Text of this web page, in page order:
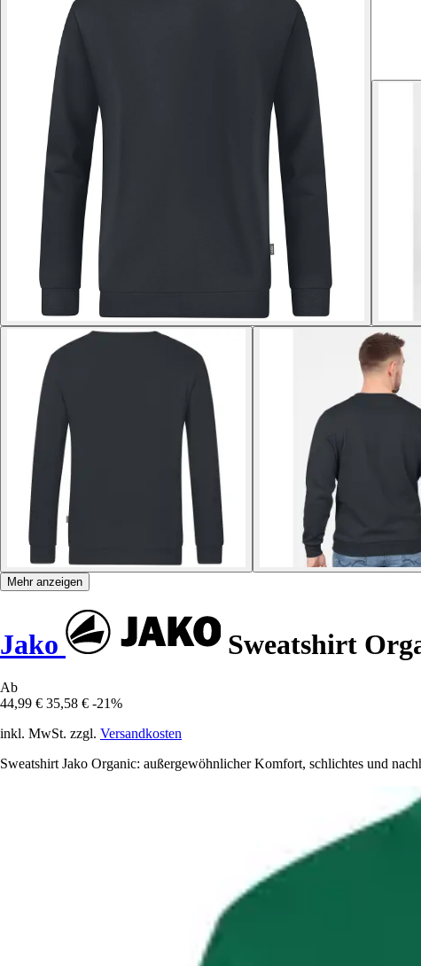
Mehr anzeigen
Jako Sweatshirt
Ab
44,99 € 35,58 € -21%
inkl. MwSt. zzgl. Versandkosten
Sweatshirt Jako Organic: außergewöhnlicher Komfort, schlichtes und